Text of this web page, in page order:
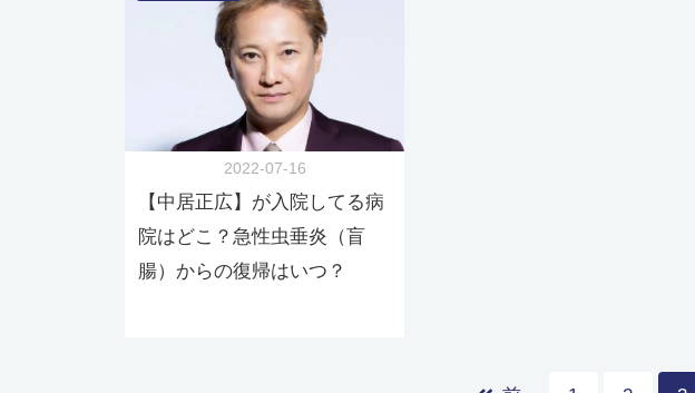
2022-07-16
【中居正広】が入院してる病
院はどこ？急性虫垂炎（盲
腸）からの復帰はいつ？